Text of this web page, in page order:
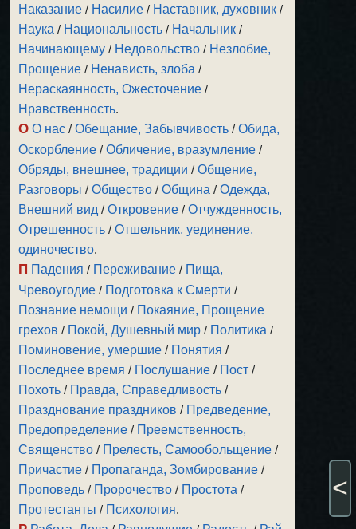
Наказание / Насилие / Наставник, духовник /
Наука / Национальность / Начальник /
Начинающему / Недовольство / Незлобие,
Прощение / Ненависть, злоба /
Нераскаянность, Ожесточение /
Нравственность.
О О нас /Обещание, Забывчивость /Обида,
Оскорбление /Обличение, вразумление /
Обряды, внешнее, традиции /Общение,
Разговоры /Общество /Община /Одежда,
Внешний вид /Откровение /Отчужденность,
Отрешенность /Отшельник, уединение,
одиночество.
П Падения / Переживание / Пища,
Чревоугодие / Подготовка к Смерти /
Познание немощи / Покаяние, Прощение
грехов / Покой, Душевный мир / Политика /
Поминовение, умершие / Понятия /
Последнее время / Послушание / Пост /
Похоть / Правда, Справедливость /
Празднование праздников / Предведение,
Предопределение / Преемственность,
Священство / Прелесть, Самообольщение /
Причастие / Пропаганда, Зомбирование /
Проповедь / Пророчество / Простота /
Протестанты / Психология.
<